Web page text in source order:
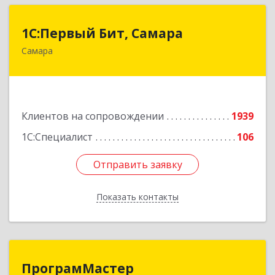
1С:Первый Бит, Самара
Самара
Клиентов на сопровождении
1939
1С:Специалист
106
Отправить заявку
Показать контакты
1С:Первый Бит, Самара
443013, Самарская обл, Самара г, Дачная ул,
Отправить заявку
Назад
ПрограмМастер